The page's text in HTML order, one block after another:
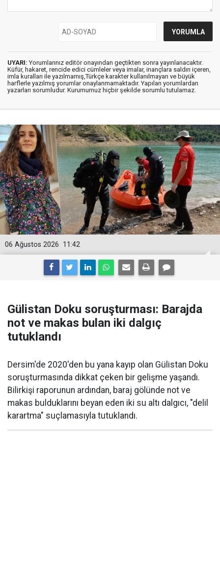
UYARI: Yorumlarınız editör onayından geçtikten sonra yayınlanacaktır.
Küfür, hakaret, rencide edici cümleler veya imalar, inançlara saldırı içeren,
imla kuralları ile yazılmamış,Türkçe karakter kullanılmayan ve büyük
harflerle yazılmış yorumlar onaylanmamaktadır. Yapılan yorumlardan
yazarları sorumludur. Kurumumuz hiçbir şekilde sorumlu tutulamaz.
11:42
06 Ağustos 2026
Gülistan Doku soruşturması: Barajda
not ve makas bulan iki dalgıç
tutuklandı
Dersim'de 2020'den bu yana kayıp olan Gülistan Doku
soruşturmasında dikkat çeken bir gelişme yaşandı.
Bilirkişi raporunun ardından, baraj gölünde not ve
makas bulduklarını beyan eden iki su altı dalgıcı, "delil
karartma" suçlamasıyla tutuklandı.